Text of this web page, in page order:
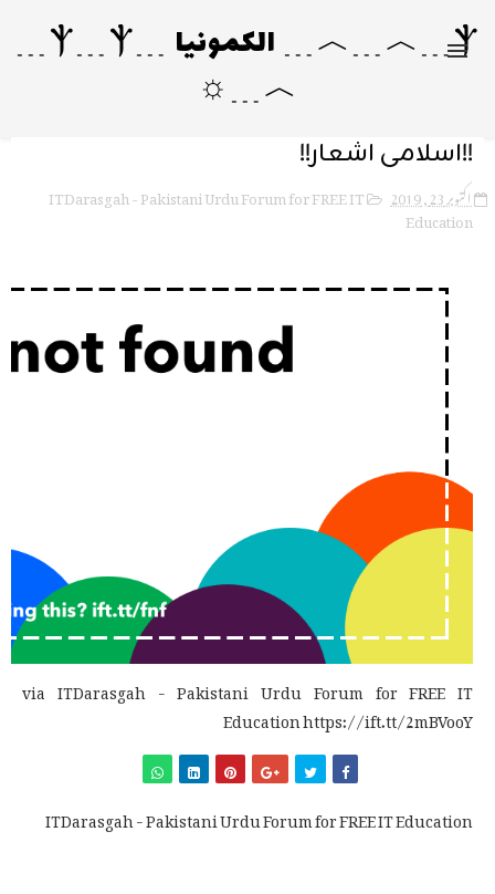
Ⲯ﹍︿﹍︿﹍ الکمونیا ﹍Ⲯ﹍Ⲯ﹍
︿﹍☼
!!اسلامی اشعار!!
اکتوبر 23, 2019 ITDarasgah - Pakistani Urdu Forum for FREE IT
Education
via ITDarasgah - Pakistani Urdu Forum for FREE IT
Education https://ift.tt/2mBVooY
ITDarasgah - Pakistani Urdu Forum for FREE IT Education